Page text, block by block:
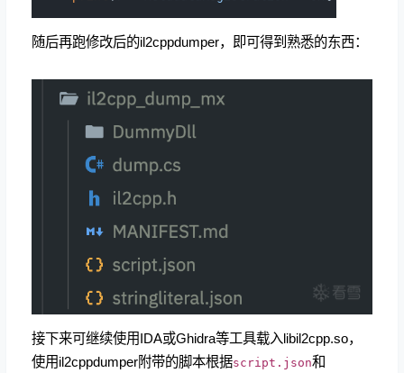
随后再跑修改后的il2cppdumper，即可得到熟悉的东西：
接下来可继续使用IDA或Ghidra等工具载入libil2cpp.so，
使用il2cppdumper附带的脚本根据script.json和